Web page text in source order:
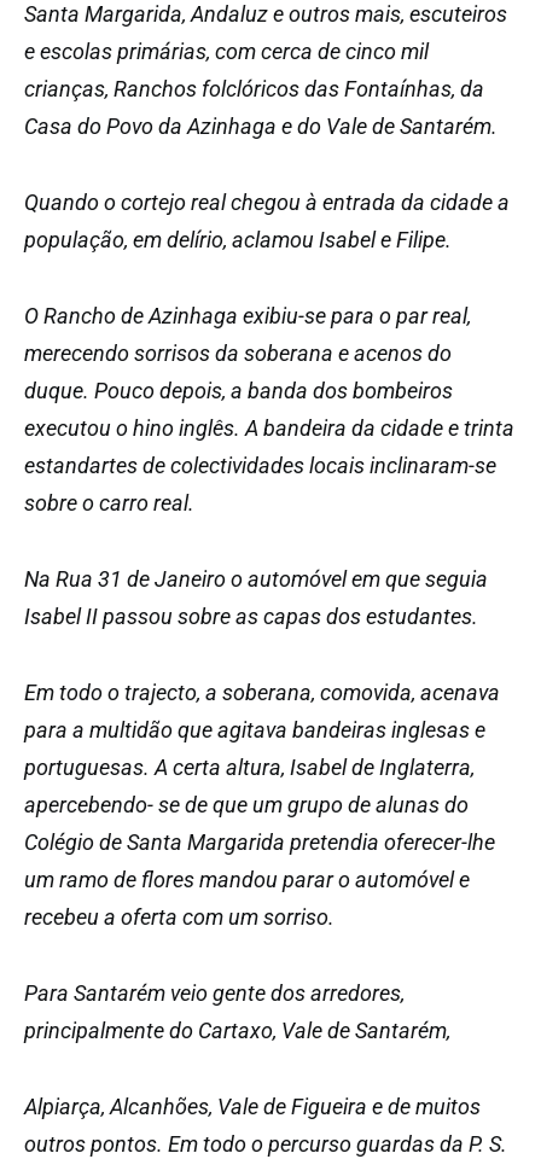
Santa Margarida, Andaluz e outros mais, escuteiros
e escolas primárias, com cerca de cinco mil
crianças, Ranchos folclóricos das Fontaínhas, da
Casa do Povo da Azinhaga e do Vale de Santarém.
Quando o cortejo real chegou à entrada da cidade a
população, em delírio, aclamou Isabel e Filipe.
O Rancho de Azinhaga exibiu-se para o par real,
merecendo sorrisos da soberana e acenos do
duque. Pouco depois, a banda dos bombeiros
executou o hino inglês. A bandeira da cidade e trinta
estandartes de colectividades locais inclinaram-se
sobre o carro real.
Na Rua 31 de Janeiro o automóvel em que seguia
Isabel II passou sobre as capas dos estudantes.
Em todo o trajecto, a soberana, comovida, acenava
para a multidão que agitava bandeiras inglesas e
portuguesas. A certa altura, Isabel de Inglaterra,
apercebendo- se de que um grupo de alunas do
Colégio de Santa Margarida pretendia oferecer-lhe
um ramo de flores mandou parar o automóvel e
recebeu a oferta com um sorriso.
Para Santarém veio gente dos arredores,
principalmente do Cartaxo, Vale de Santarém,
Alpiarça, Alcanhões, Vale de Figueira e de muitos
outros pontos. Em todo o percurso guardas da P. S.